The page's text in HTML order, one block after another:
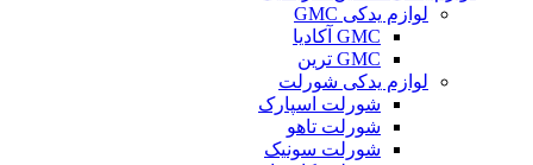
لوازم یدکی GMC
GMC آکادیا
GMC ترین
لوازم یدکی شورلت
شورلت اسپارک
شورلت تاهو
شورلت سونیک